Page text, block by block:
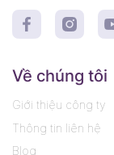
Về chúng tôi
Giới thiệu công ty
Thông tin liên hệ
Blog